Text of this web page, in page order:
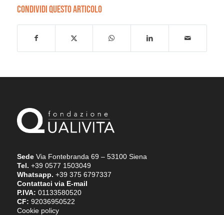
CONDIVIDI QUESTO ARTICOLO
SedeVia Fontebranda 69 – 53100 Siena
Tel. +39 0577 1503049
Whatsapp. +39 375 6797337
Contattaci via E-mail
P.IVA: 01133580520
CF: 92036950522
Cookie policy